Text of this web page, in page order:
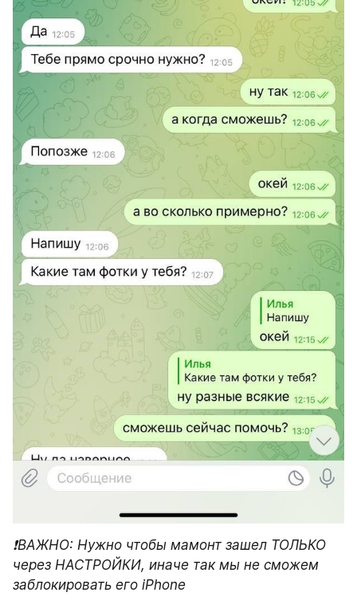
❗️ВАЖНО: Нужно чтобы мамонт зашел ТОЛЬКО
через НАСТРОЙКИ, иначе так мы не сможем
заблокировать его iPhone